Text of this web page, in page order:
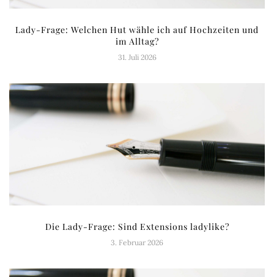
Lady-Frage: Welchen Hut wähle ich auf Hochzeiten und
im Alltag?
31. Juli 2026
Die Lady-Frage: Sind Extensions ladylike?
3. Februar 2026